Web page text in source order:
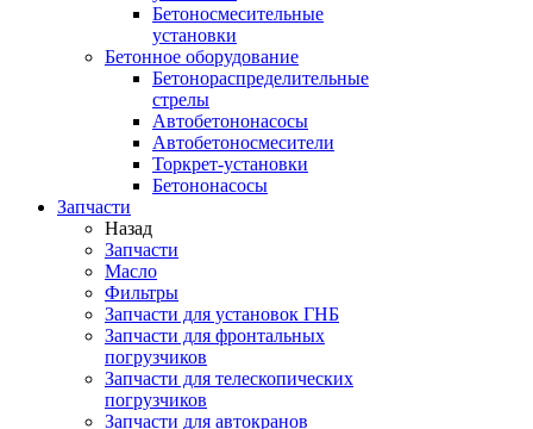
Бетоносмесительные
установки
Бетонное оборудование
Бетонораспределительные
стрелы
Автобетононасосы
Автобетоносмесители
Торкрет-установки
Бетононасосы
Запчасти
Назад
Запчасти
Масло
Фильтры
Запчасти для установок ГНБ
Запчасти для фронтальных
погрузчиков
Запчасти для телескопических
погрузчиков
Запчасти для автокранов